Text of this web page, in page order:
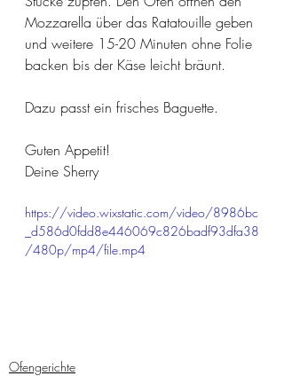
Mozzarella über das Ratatouille geben
und weitere 15-20 Minuten ohne Folie
backen bis der Käse leicht bräunt.
Dazu passt ein frisches Baguette.
Guten Appetit!
Deine Sherry
https://video.wixstatic.com/video/8986bc
_d586d0fdd8e446069c826badf93dfa38
/480p/mp4/file.mp4
Ofengerichte